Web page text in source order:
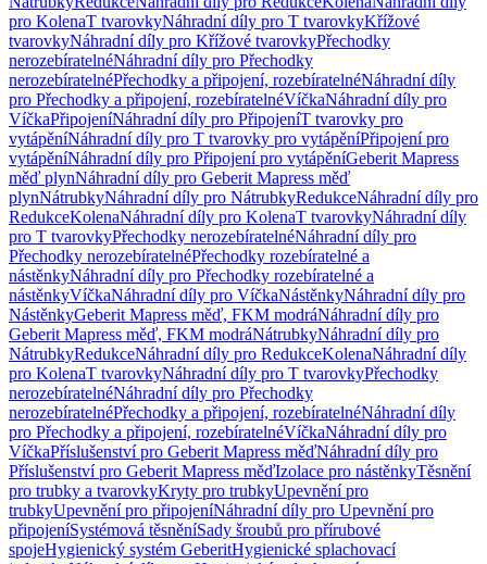
pro KolenaT tvarovkyNáhradní díly pro T tvarovkyKřížové
tvarovkyNáhradní díly pro Křížové tvarovkyPřechodky
nerozebíratelnéNáhradní díly pro Přechodky
nerozebíratelnéPřechodky a připojení, rozebíratelnéNáhradní díly
pro Přechodky a připojení, rozebíratelnéVíčkaNáhradní díly pro
VíčkaPřipojeníNáhradní díly pro PřipojeníT tvarovky pro
vytápěníNáhradní díly pro T tvarovky pro vytápěníPřipojení pro
vytápěníNáhradní díly pro Připojení pro vytápěníGeberit Mapress
měď plynNáhradní díly pro Geberit Mapress měď
plynNátrubkyNáhradní díly pro NátrubkyRedukceNáhradní díly pro
RedukceKolenaNáhradní díly pro KolenaT tvarovkyNáhradní díly
pro T tvarovkyPřechodky nerozebíratelnéNáhradní díly pro
Přechodky nerozebíratelnéPřechodky rozebíratelné a
nástěnkyNáhradní díly pro Přechodky rozebíratelné a
nástěnkyVíčkaNáhradní díly pro VíčkaNástěnkyNáhradní díly pro
NástěnkyGeberit Mapress měď, FKM modráNáhradní díly pro
Geberit Mapress měď, FKM modráNátrubkyNáhradní díly pro
NátrubkyRedukceNáhradní díly pro RedukceKolenaNáhradní díly
pro KolenaT tvarovkyNáhradní díly pro T tvarovkyPřechodky
nerozebíratelnéNáhradní díly pro Přechodky
nerozebíratelnéPřechodky a připojení, rozebíratelnéNáhradní díly
pro Přechodky a připojení, rozebíratelnéVíčkaNáhradní díly pro
VíčkaPříslušenství pro Geberit Mapress měďNáhradní díly pro
Příslušenství pro Geberit Mapress měďIzolace pro nástěnkyTěsnění
pro trubky a tvarovkyKryty pro trubkyUpevnění pro
trubkyUpevnění pro připojeníNáhradní díly pro Upevnění pro
připojeníSystémová těsněníSady šroubů pro přírubové
spojeHygienický systém GeberitHygienické splachovací